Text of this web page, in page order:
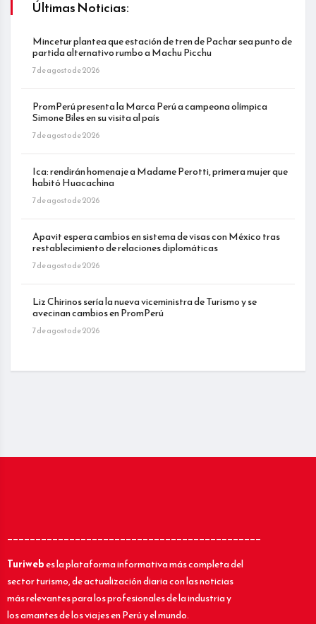
Últimas Noticias:
Mincetur plantea que estación de tren de Pachar sea punto de
partida alternativo rumbo a Machu Picchu
7 de agosto de 2026
PromPerú presenta la Marca Perú a campeona olímpica
Simone Biles en su visita al país
7 de agosto de 2026
Ica: rendirán homenaje a Madame Perotti, primera mujer que
habitó Huacachina
7 de agosto de 2026
Apavit espera cambios en sistema de visas con México tras
restablecimiento de relaciones diplomáticas
7 de agosto de 2026
Liz Chirinos sería la nueva viceministra de Turismo y se
avecinan cambios en PromPerú
7 de agosto de 2026
_____________________________________________
Turiwebes la plataforma informativa más completa del
sector turismo, de actualización diaria con las noticias
más relevantes para los profesionales de la industria y
los amantes de los viajes en Perú y el mundo.